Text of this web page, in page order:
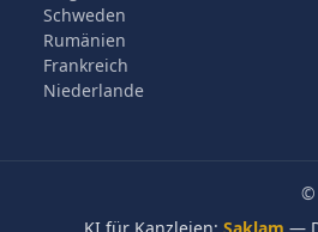
Schweden
Rumänien
Frankreich
Niederlande
©